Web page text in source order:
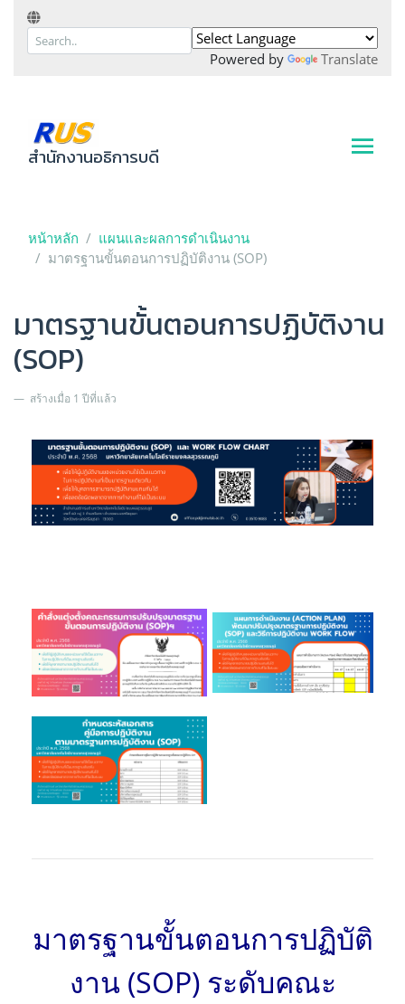
Powered by Translate
สำนักงานอธิการบดี
หน้าหลัก
แผนและผลการดำเนินงาน
มาตรฐานขั้นตอนการปฏิบัติงาน (SOP)
มาตรฐานขั้นตอนการปฏิบัติงาน
(SOP)
สร้างเมื่อ 1 ปีที่แล้ว
มาตรฐานขั้นตอนการปฏิบัติ
งาน (SOP) ระดับคณะ